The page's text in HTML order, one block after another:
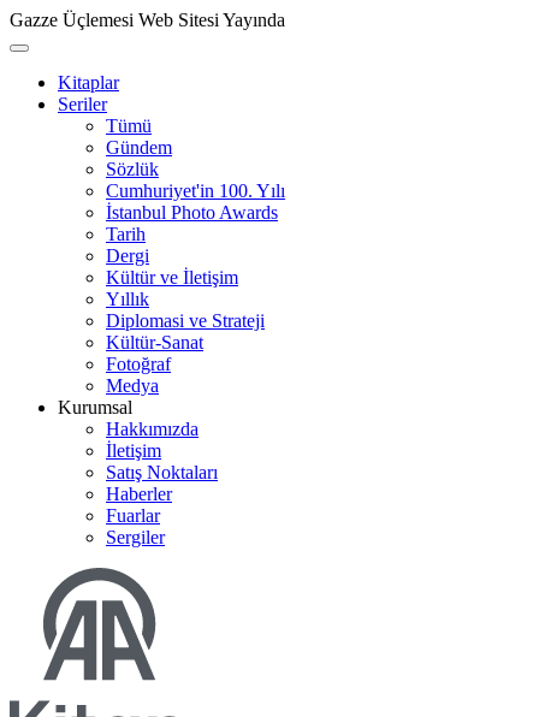
Gazze Üçlemesi Web Sitesi Yayında
Kitaplar
Seriler
Tümü
Gündem
Sözlük
Cumhuriyet'in 100. Yılı
İstanbul Photo Awards
Tarih
Dergi
Kültür ve İletişim
Yıllık
Diplomasi ve Strateji
Kültür-Sanat
Fotoğraf
Medya
Kurumsal
Hakkımızda
İletişim
Satış Noktaları
Haberler
Fuarlar
Sergiler